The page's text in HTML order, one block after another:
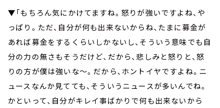
▼「もちろん気にかけてますね。怒りが強いですよね、や
っぱり。ただ、自分が何も出来ないからね、たまに募金が
あれば募金をするくらいしかないし、そういう意味でも自
分の力の無さもそうだけど、だから、悲しみと怒りと、怒
りの方が僕は強いな～。だから、ホントイヤですよね。ニ
ュースなんか見てても、そういうニュースが多いんでね。
かといって、自分がキレイ事ばかりで何も出来ないから